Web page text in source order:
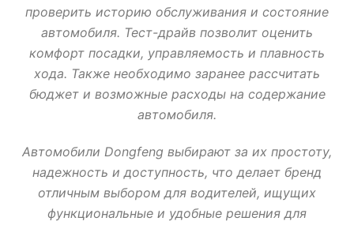
проверить историю обслуживания и состояние
автомобиля. Тест-драйв позволит оценить
комфорт посадки, управляемость и плавность
хода. Также необходимо заранее рассчитать
бюджет и возможные расходы на содержание
автомобиля.
Автомобили Dongfeng выбирают за их простоту,
надежность и доступность, что делает бренд
отличным выбором для водителей, ищущих
функциональные и удобные решения для